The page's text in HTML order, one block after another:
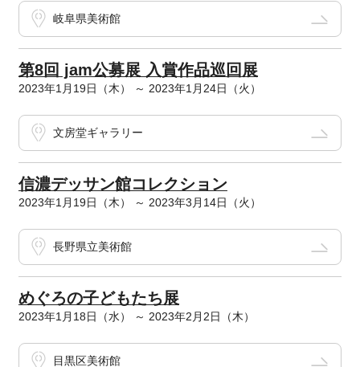
岐阜県美術館
第8回 jam公募展 入賞作品巡回展
2023年1月19日（木） ～ 2023年1月24日（火）
文房堂ギャラリー
信濃デッサン館コレクション
2023年1月19日（木） ～ 2023年3月14日（火）
長野県立美術館
めぐろの子どもたち展
2023年1月18日（水） ～ 2023年2月2日（木）
目黒区美術館